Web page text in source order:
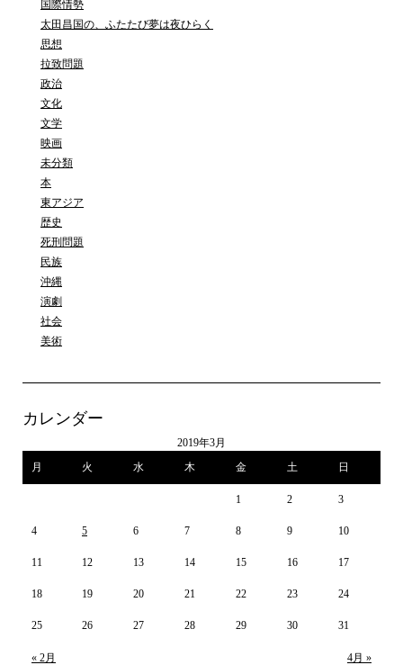
国際情勢
太田昌国の、ふたたび夢は夜ひらく
思想
拉致問題
政治
文化
文学
映画
未分類
本
東アジア
歴史
死刑問題
民族
沖縄
演劇
社会
美術
カレンダー
2019年3月
月
火 水 木 金 土 日
« 2月 4月 »
1 2 3
4 5 6 7 8 9 10
11 12 13 14 15 16 17
18 19 20 21 22 23 24
25 26 27 28 29 30 31